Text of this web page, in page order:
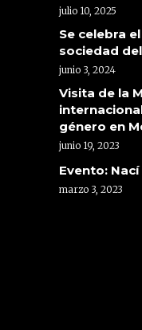
julio 10, 2025
Se celebra
sociedad
junio 3, 2024
Visita de la
género en
junio 19, 2023
Evento: Nací
marzo 3, 2023